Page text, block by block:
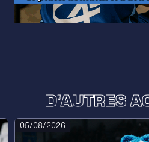
D'AUTRES
05/08/2026